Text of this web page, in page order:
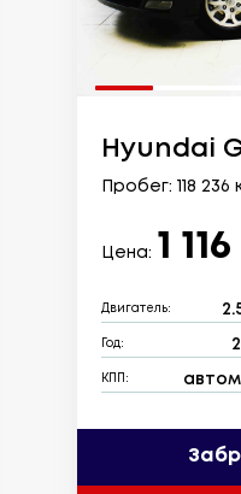
Hyundai
Пробег: 118 236
Цена: 1
Двигатель:
Год:
КПП: